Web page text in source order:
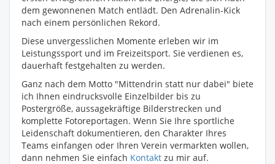
dem gewonnenen Match entlädt. Den Adrenalin-Kick
nach einem persönlichen Rekord.
Diese unvergesslichen Momente erleben wir im
Leistungssport und im Freizeitsport. Sie verdienen es,
dauerhaft festgehalten zu werden.
Ganz nach dem Motto "Mittendrin statt nur dabei" biete
ich Ihnen eindrucksvolle Einzelbilder bis zu
Postergröße, aussagekräftige Bilderstrecken und
komplette Fotoreportagen. Wenn Sie Ihre sportliche
Leidenschaft dokumentieren, den Charakter Ihres
Teams einfangen oder Ihren Verein vermarkten wollen,
dann nehmen Sie einfach Kontakt zu mir auf.